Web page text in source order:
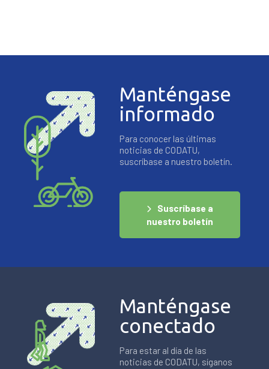
Manténgase
informado
Para conocer las últimas
noticias de CODATU,
suscríbase a nuestro boletín.
Suscríbase a
nuestro boletín
Manténgase
conectado
Para estar al día de las
noticias de CODATU, síganos